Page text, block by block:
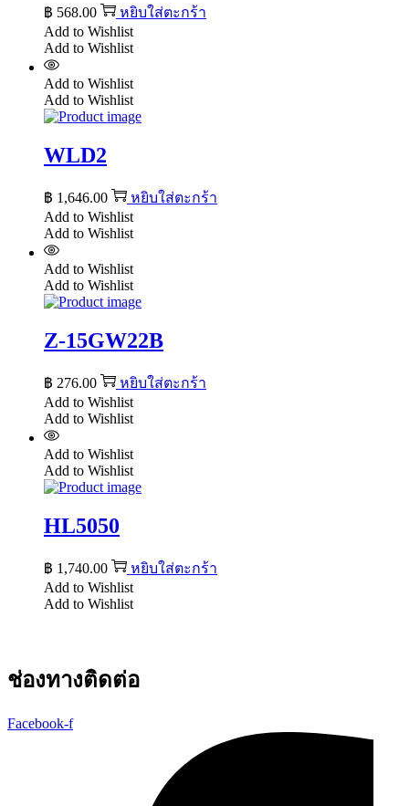
฿ 568.00
หยิบใส่ตะกร้า
Add to Wishlist
Add to Wishlist
Add to Wishlist
Add to Wishlist
WLD2
฿ 1,646.00
หยิบใส่ตะกร้า
Add to Wishlist
Add to Wishlist
Add to Wishlist
Add to Wishlist
Z-15GW22B
฿ 276.00
หยิบใส่ตะกร้า
Add to Wishlist
Add to Wishlist
Add to Wishlist
Add to Wishlist
HL5050
฿ 1,740.00
หยิบใส่ตะกร้า
Add to Wishlist
Add to Wishlist
ช่องทางติดต่อ
Facebook-f